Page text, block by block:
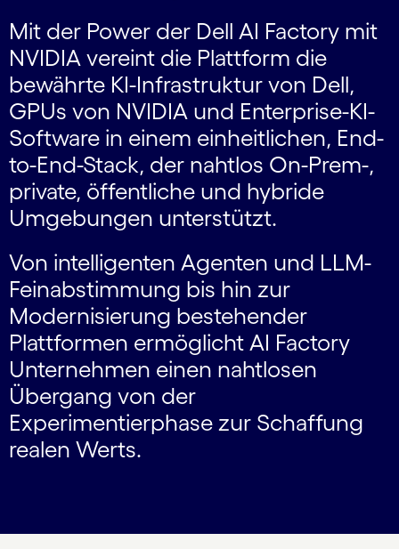
Mit der Power der Dell AI Factory mit
NVIDIA vereint die Plattform die
bewährte KI-Infrastruktur von Dell,
GPUs von NVIDIA und Enterprise-KI-
Software in einem einheitlichen, End-
to-End-Stack, der nahtlos On-Prem-,
private, öffentliche und hybride
Umgebungen unterstützt.
Von intelligenten Agenten und LLM-
Feinabstimmung bis hin zur
Modernisierung bestehender
Plattformen ermöglicht AI Factory
Unternehmen einen nahtlosen
Übergang von der
Experimentierphase zur Schaffung
realen Werts.